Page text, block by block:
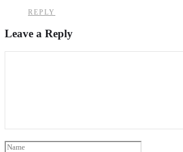
REPLY
Leave a Reply